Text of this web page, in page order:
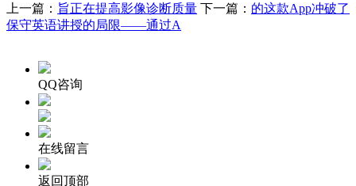
上一篇： 旨正在提高影像诊断质量 下一篇： 的这款App冲破了
保守英语讲授的局限——通过A
QQ咨询
在线留言
返回顶部